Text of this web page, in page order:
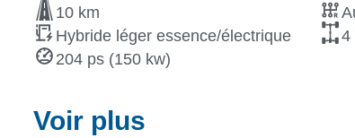
10 km
Hybride léger essence/électrique
4
204 ps (150 kw)
Voir plus